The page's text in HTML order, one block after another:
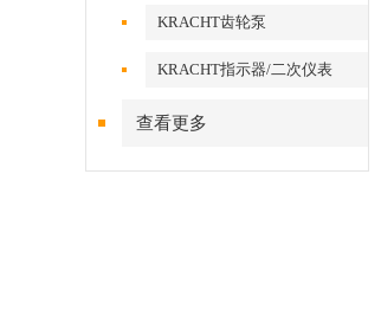
KRACHT齿轮泵
KRACHT指示器/二次仪表
查看更多